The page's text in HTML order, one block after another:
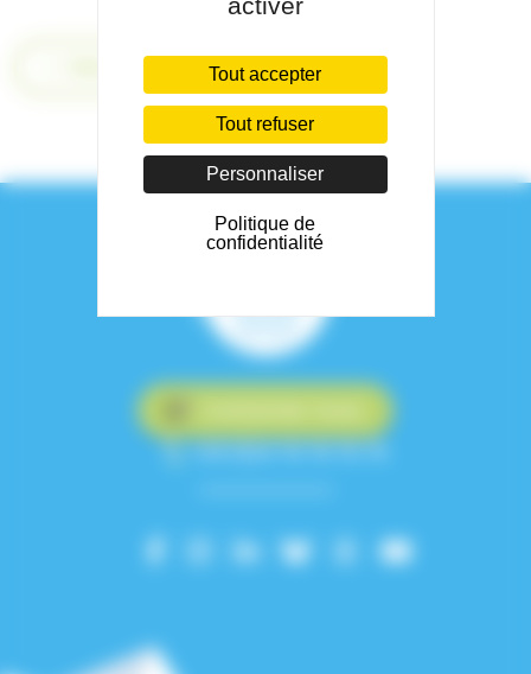
+33 (0)4 76 76 75 75
Tout accepter
Tout refuser
Personnaliser
Politique de
confidentialité